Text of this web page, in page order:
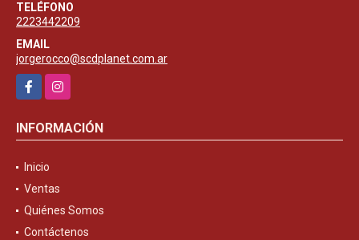
TELÉFONO
2223442209
EMAIL
jorgerocco@scdplanet.com.ar
FacebookInstagram
INFORMACIÓN
Inicio
Ventas
Quiénes Somos
Contáctenos